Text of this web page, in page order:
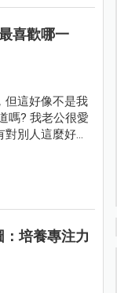
喜歡哪一
但這好像不是我
嗎? 我老公很愛
對別人這麼好
培養專注力